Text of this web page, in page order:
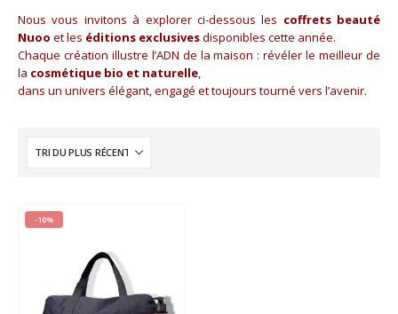
Nous vous invitons à explorer ci-dessous les coffrets beauté
Nuoo et les éditions exclusivesdisponibles cette année.
Chaque création illustre l’ADN de la maison : révéler le meilleur de
la cosmétique bio et naturelle,
dans un univers élégant, engagé et toujours tourné vers l’avenir.
-10%